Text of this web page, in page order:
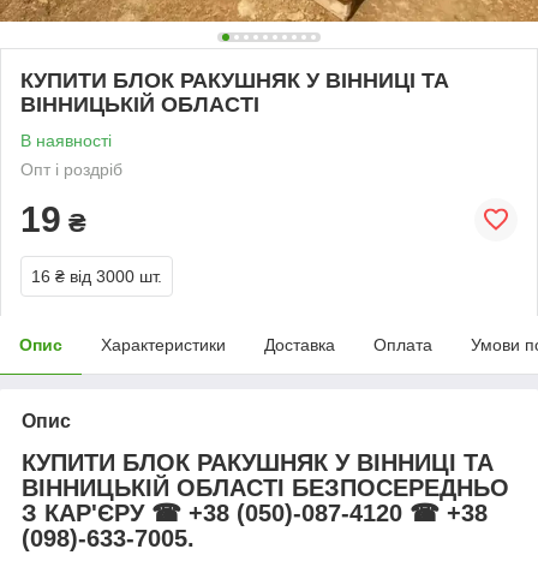
КУПИТИ БЛОК РАКУШНЯК У ВІННИЦІ ТА
ВІННИЦЬКІЙ ОБЛАСТІ
В наявності
Опт і роздріб
19 ₴
16 ₴ від 3000 шт.
Опис Характеристики Доставка Оплата Умови
Опис
КУПИТИ БЛОК РАКУШНЯК У ВІННИЦІ ТА
ВІННИЦЬКІЙ ОБЛАСТІ БЕЗПОСЕРЕДНЬО
З КАР'ЄРУ ☎ +38 (050)-087-4120 ☎ +38
(098)-633-7005.